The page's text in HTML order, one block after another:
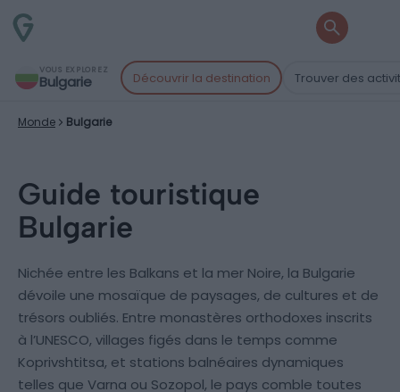
VOUS EXPLOREZ
Bulgarie Découvrir la destination Trouver des
Monde Bulgarie
Guide touristique
Bulgarie
Nichée entre les Balkans et la mer Noire, la Bulgarie
dévoile une mosaïque de paysages, de cultures et de
trésors oubliés. Entre monastères orthodoxes inscrits
à l’UNESCO, villages figés dans le temps comme
Koprivshtitsa, et stations balnéaires dynamiques
telles que Varna ou Sozopol, le pays comble toutes